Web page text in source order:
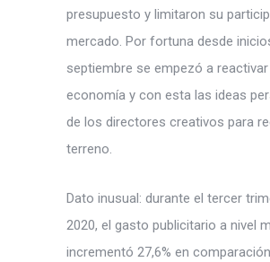
presupuesto y limitaron su
mercado. Por fortuna desde
septiembre se empezó a
economía y con esta las ideas
de los directores creativos para
terreno.
Dato inusual: durante el tercer
2020, el gasto publicitario a nivel
incrementó 27,6% en